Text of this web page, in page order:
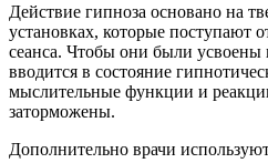
Действие гипноза основано на
установках, которые поступают
сеанса. Чтобы они были
вводится в состояние
мыслительные функции и
заторможены.
Дополнительно врачи